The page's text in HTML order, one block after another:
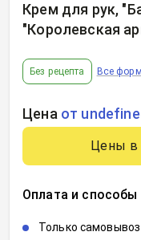
Крем для рук,
"Королевская
Без рецепта Все
Цена от
Цены в
Оплата и способы
Только самовывоз